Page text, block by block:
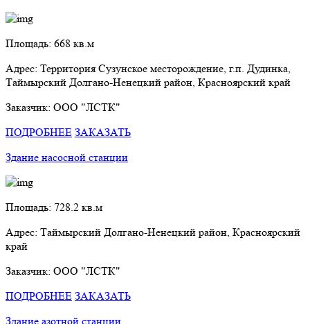
Площадь: 668 кв.м
Адрес: Территория Сузунское месторождение, г.п. Дудинка,
Таймырский Долгано-Ненецкий район, Красноярский край
Заказчик: ООО "ЛСТК"
ПОДРОБНЕЕ ЗАКАЗАТЬ
Здание насосной станции
Площадь: 728.2 кв.м
Адрес: Таймырский Долгано-Ненецкий район, Красноярский
край
Заказчик: ООО "ЛСТК"
ПОДРОБНЕЕ ЗАКАЗАТЬ
Здание азотной станции